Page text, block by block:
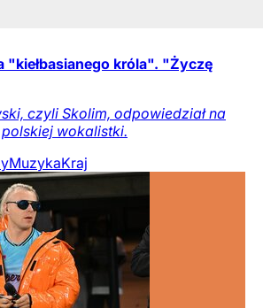
"kiełbasianego króla". "Życzę
czyli Skolim, odpowiedział na
wokalistki.
MuzykaKraj